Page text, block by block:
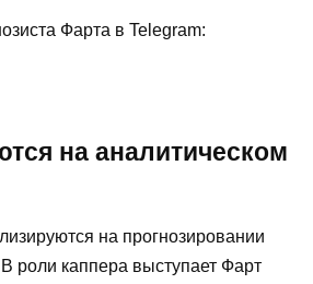
Фарта в Telegram:
на аналитическом
на прогнозировании
роли каппера выступает Фарт